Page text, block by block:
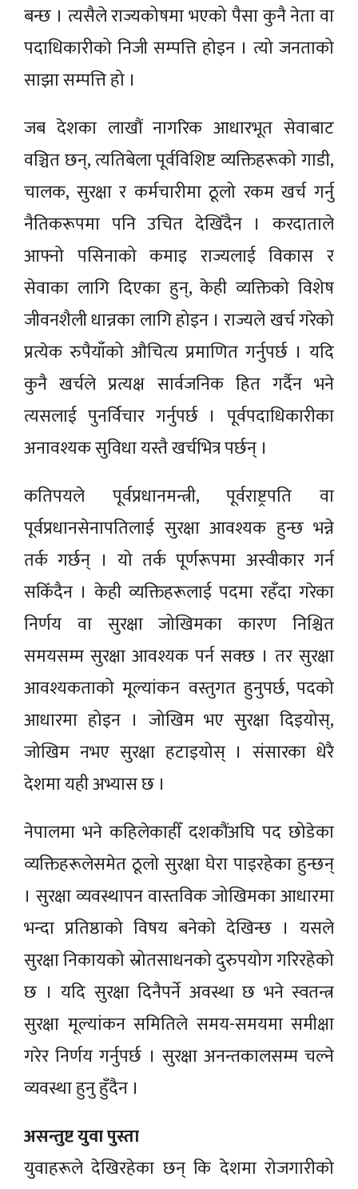
बन्छ । त्यसैले राज्यकोषमा भएको पैसा कुनै नेता वा
पदाधिकारीको निजी सम्पत्ति होइन । त्यो जनताको
साझा सम्पत्ति हो ।
जब देशका लाखौं नागरिक आधारभूत सेवाबाट
वञ्चित छन्, त्यतिबेला पूर्वविशिष्ट व्यक्तिहरूको गाडी,
चालक, सुरक्षा र कर्मचारीमा ठूलो रकम खर्च गर्नु
नैतिकरूपमा पनि उचित देखिँदैन । करदाताले
आफ्नो पसिनाको कमाइ राज्यलाई विकास र
सेवाका लागि दिएका हुन्, केही व्यक्तिको विशेष
जीवनशैली धान्नका लागि होइन । राज्यले खर्च गरेको
प्रत्येक रुपैयाँको औचित्य प्रमाणित गर्नुपर्छ । यदि
कुनै खर्चले प्रत्यक्ष सार्वजनिक हित गर्दैन भने
त्यसलाई पुनर्विचार गर्नुपर्छ । पूर्वपदाधिकारीका
अनावश्यक सुविधा यस्तै खर्चभित्र पर्छन् ।
कतिपयले पूर्वप्रधानमन्त्री, पूर्वराष्ट्रपति वा
पूर्वप्रधानसेनापतिलाई सुरक्षा आवश्यक हुन्छ भन्ने
तर्क गर्छन् । यो तर्क पूर्णरूपमा अस्वीकार गर्न
सकिँदैन । केही व्यक्तिहरूलाई पदमा रहँदा गरेका
निर्णय वा सुरक्षा जोखिमका कारण निश्चित
समयसम्म सुरक्षा आवश्यक पर्न सक्छ । तर सुरक्षा
आवश्यकताको मूल्यांकन वस्तुगत हुनुपर्छ, पदको
आधारमा होइन । जोखिम भए सुरक्षा दिइयोस्,
जोखिम नभए सुरक्षा हटाइयोस् । संसारका धेरै
देशमा यही अभ्यास छ ।
नेपालमा भने कहिलेकाहीँ दशकौंअघि पद छोडेका
व्यक्तिहरूलेसमेत ठूलो सुरक्षा घेरा पाइरहेका हुन्छन्
। सुरक्षा व्यवस्थापन वास्तविक जोखिमका आधारमा
भन्दा प्रतिष्ठाको विषय बनेको देखिन्छ । यसले
सुरक्षा निकायको स्रोतसाधनको दुरुपयोग गरिरहेको
छ । यदि सुरक्षा दिनैपर्ने अवस्था छ भने स्वतन्त्र
सुरक्षा मूल्यांकन समितिले समय-समयमा समीक्षा
गरेर निर्णय गर्नुपर्छ । सुरक्षा अनन्तकालसम्म चल्ने
व्यवस्था हुनु हुँदैन ।
असन्तुष्ट युवा पुस्ता
युवाहरूले देखिरहेका छन् कि देशमा रोजगारीको